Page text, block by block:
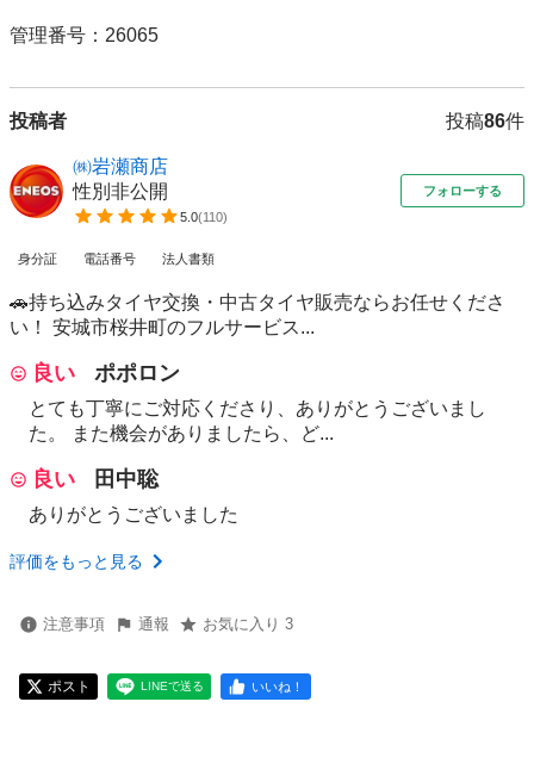
管理番号：26065
投稿者 投稿86件
㈱岩瀬商店
性別非公開
5.0(110)
フォローする
身分証 電話番号 法人書類
🚗持ち込みタイヤ交換・中古タイヤ販売ならお任せくださ
い！ 安城市桜井町のフルサービス...
良い ポポロン
とても丁寧にご対応くださり、ありがとうございまし
た。 また機会がありましたら、ど...
良い 田中聡
ありがとうございました
評価をもっと見る
注意事項 通報 お気に入り 3
ポスト LINEで送る いいね！